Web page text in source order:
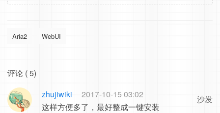
Aria2 WebUI
评论 ( 5)
沙发
zhujiwiki
2017-10-15 03:02
这样方便多了，最好整成一键安装